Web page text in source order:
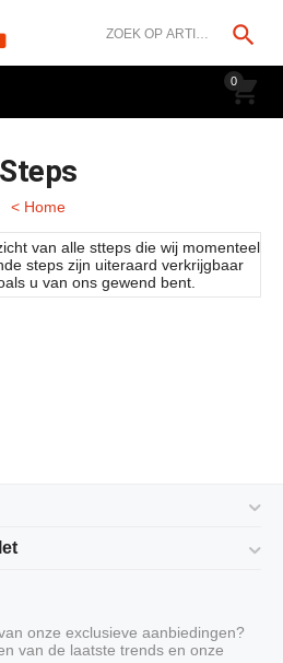

0

Steps
< Home
van alle stteps die wij momenteel
steps zijn uiteraard verkrijgbaar
u van ons gewend bent.
onze exclusieve aanbiedingen?
van de laatste trends en onze